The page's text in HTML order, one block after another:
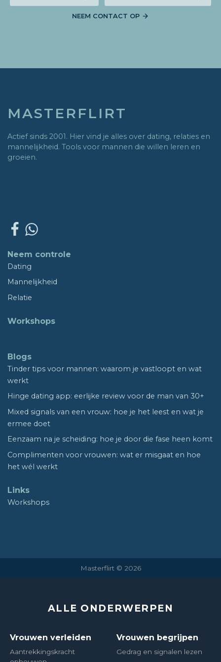
NEEM CONTACT OP
MASTERFLIRT
Actief sinds 2001. Hier vind je alles over dating, relaties en
mannelijkheid. Tools voor mannen die willen leren en
groeien.
Neem controle
Dating
Mannelijkheid
Relatie
Workshops
Blogs
Tinder tips voor mannen: waarom je vastloopt en wat
werkt
Hinge dating app: eerlijke review voor de man van 30+
Mixed signals van een vrouw: hoe je het leest en wat je
ermee doet
Eenzaam na je scheiding: hoe je door die fase heen komt
Complimenten voor vrouwen: wat er misgaat en hoe
het wél werkt
Links
Workshops
Masterflirt © 2026
ALLE ONDERWERPEN
Vrouwen verleiden
Aantrekkingskracht
Vrouwen begrijpen
Gedrag en signalen lezen